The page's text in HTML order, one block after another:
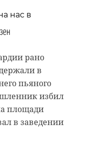
нас в
рано
в
пьяного
избил
площади
в заведении
нас в
губернатор
прибыл во
с рабочим
-
нас в
третий
на
Работы
проекта
JTI.